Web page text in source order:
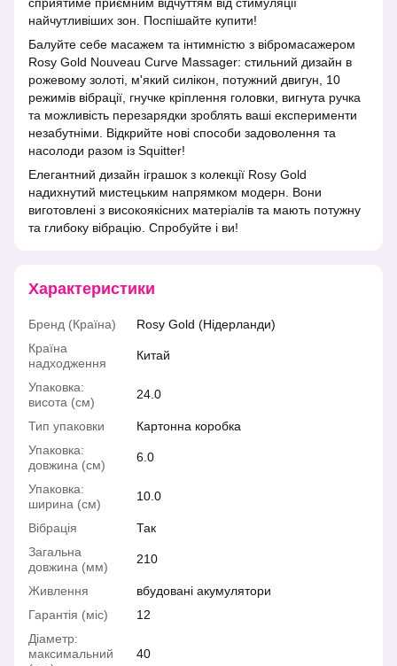
найчутливіших зон. Поспішайте купити!
Балуйте себе масажем та інтимністю з вібромасажером
Rosy Gold Nouveau Curve Massager: стильний дизайн в
рожевому золоті, м'який силікон, потужний двигун, 10
режимів вібрації, гнучке кріплення головки, вигнута ручка
та можливість перезарядки зроблять ваші експерименти
незабутніми. Відкрийте нові способи задоволення та
насолоди разом із Squitter!
Елегантний дизайн іграшок з колекції Rosy Gold
надихнутий мистецьким напрямком модерн. Вони
виготовлені з високоякісних матеріалів та мають потужну
та глибоку вібрацію. Спробуйте і ви!
Характеристики
Бренд (Країна)
Rosy Gold (Нідерланди)
Країна
надходження
Китай
Упаковка:
висота (см)
24.0
Тип упаковки
Картонна коробка
Упаковка:
довжина (см)
6.0
Упаковка:
ширина (см)
10.0
Вібрація
Так
Загальна
довжина (мм)
210
Живлення
вбудовані акумулятори
Гарантія (міс)
12
Діаметр:
максимальний
40